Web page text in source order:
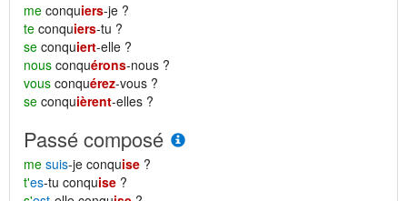
me conquiers-je ?
te conquiers-tu ?
se conquiert-elle ?
nous conquérons-nous ?
vous conquérez-vous ?
se conquièrent-elles ?
Passé composé
me suis-je conquise ?
t'es-tu conquise ?